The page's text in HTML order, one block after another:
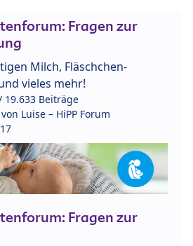
Fragen zur
Milch, Fläschchen-
vieles mehr!
19.633 Beiträge
Luise – HiPP Forum
Fragen zur